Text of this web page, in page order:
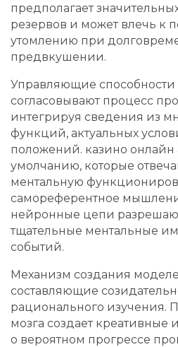
предполагает
резервов и может влечь к
утомлению при
предвкушении.
Управляющие
согласовывают процесс
интегрируя сведения из
функций, актуальных
положений. казино онлайн
умолчанию, которые
ментальную
самореферентное
нейронные цепи
тщательные ментальные
событий.
Механизм создания
составляющие
рационального изучения.
мозга создает креативные
о вероятном прогрессе